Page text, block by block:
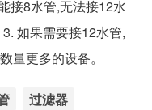
接8水管,无法接12水
如果需要接12水管,
量更多的设备。
过滤器